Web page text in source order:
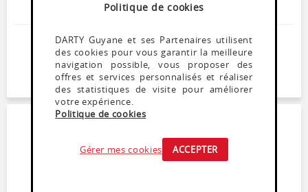
Tuner DAB / DAB+
249,99€
Dont Ecoparticipation : 0,42€
Soyez alerté(e) de la remise en stock de ce produit
Politique de cookies
DARTY Guyane et ses Partenaires utilisent
des cookies pour vous garantir la meilleure
navigation possible, vous proposer des
offres et services personnalisés et réaliser
des statistiques de visite pour améliorer
votre expérience.
Politique de cookies
Gérer mes cookies ACCEPTER